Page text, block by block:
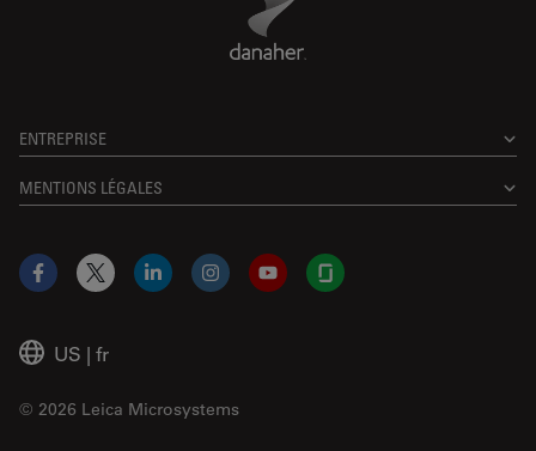
ENTREPRISE
MENTIONS LÉGALES
US | fr
© 2026 Leica Microsystems
Facebook
X LinkedInInstagramYouTubeGlassdoor